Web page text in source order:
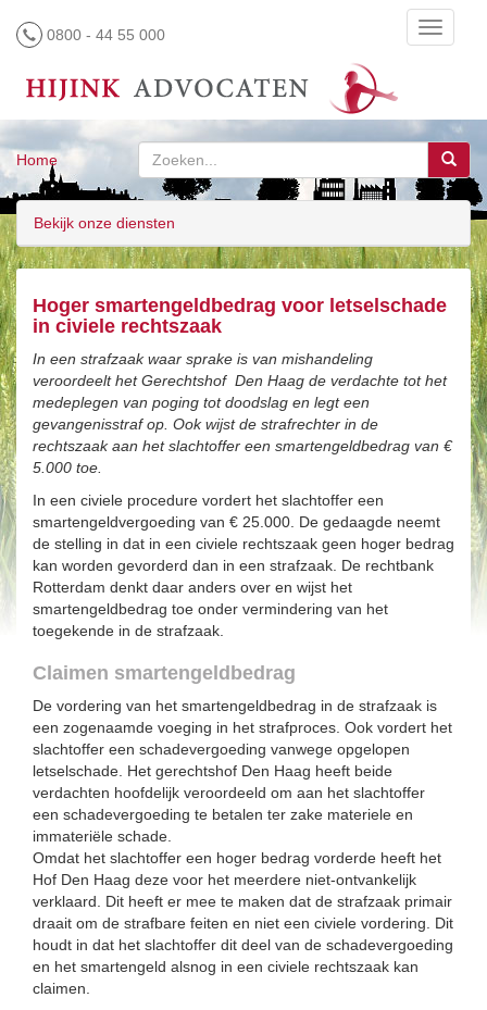
Toggle
0800 - 44 55 000
Home
Bekijk onze diensten
Hoger smartengeldbedrag voor letselschade
in civiele rechtszaak
In een strafzaak waar sprake is van mishandeling
veroordeelt het Gerechtshof Den Haag de verdachte tot het
medeplegen van poging tot doodslag en legt een
gevangenisstraf op. Ook wijst de strafrechter in de
rechtszaak aan het slachtoffer een smartengeldbedrag van €
5.000 toe.
In een civiele procedure vordert het slachtoffer een
smartengeldvergoeding van € 25.000. De gedaagde neemt
de stelling in dat in een civiele rechtszaak geen hoger bedrag
kan worden gevorderd dan in een strafzaak. De rechtbank
Rotterdam denkt daar anders over en wijst het
smartengeldbedrag toe onder vermindering van het
toegekende in de strafzaak.
Claimen smartengeldbedrag
De vordering van het smartengeldbedrag in de strafzaak is
een zogenaamde voeging in het strafproces. Ook vordert het
slachtoffer een schadevergoeding vanwege opgelopen
letselschade. Het gerechtshof Den Haag heeft beide
verdachten hoofdelijk veroordeeld om aan het slachtoffer
een schadevergoeding te betalen ter zake materiele en
immateriële schade.
Omdat het slachtoffer een hoger bedrag vorderde heeft het
Hof Den Haag deze voor het meerdere niet-ontvankelijk
verklaard. Dit heeft er mee te maken dat de strafzaak primair
draait om de strafbare feiten en niet een civiele vordering. Dit
houdt in dat het slachtoffer dit deel van de schadevergoeding
en het smartengeld alsnog in een civiele rechtszaak kan
claimen.